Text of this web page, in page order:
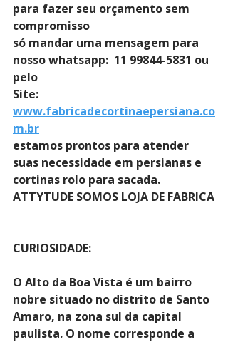
para fazer seu orçamento sem
compromisso
só mandar uma mensagem para
nosso whatsapp:  11 99844-5831 ou
pelo
Site:
www.fabricadecortinaepersiana.co
m.br
estamos prontos para atender
suas necessidade em persianas e
cortinas rolo para sacada.
ATTYTUDE SOMOS LOJA DE FABRICA
CURIOSIDADE:
O Alto da Boa Vista é um bairro
nobre situado no distrito de Santo
Amaro, na zona sul da capital
paulista. O nome corresponde a